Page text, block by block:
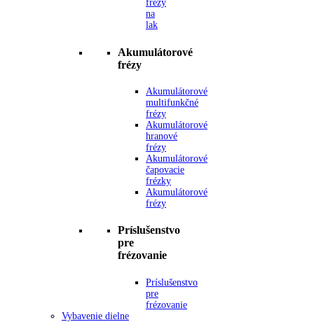
frézy
na
lak
Akumulátorové
frézy
Akumulátorové
multifunkčné
frézy
Akumulátorové
hranové
frézy
Akumulátorové
čapovacie
frézky
Akumulátorové
frézy
Príslušenstvo
pre
frézovanie
Príslušenstvo
pre
frézovanie
Vybavenie dielne